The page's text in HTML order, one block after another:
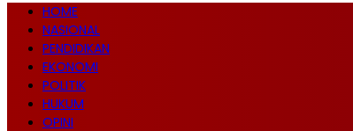
HOME
NASIONAL
PENDIDIKAN
EKONOMI
POLITIK
HUKUM
OPINI